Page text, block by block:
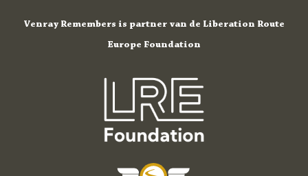
Venray Remembers is partner van de Liberation Route
Europe Foundation